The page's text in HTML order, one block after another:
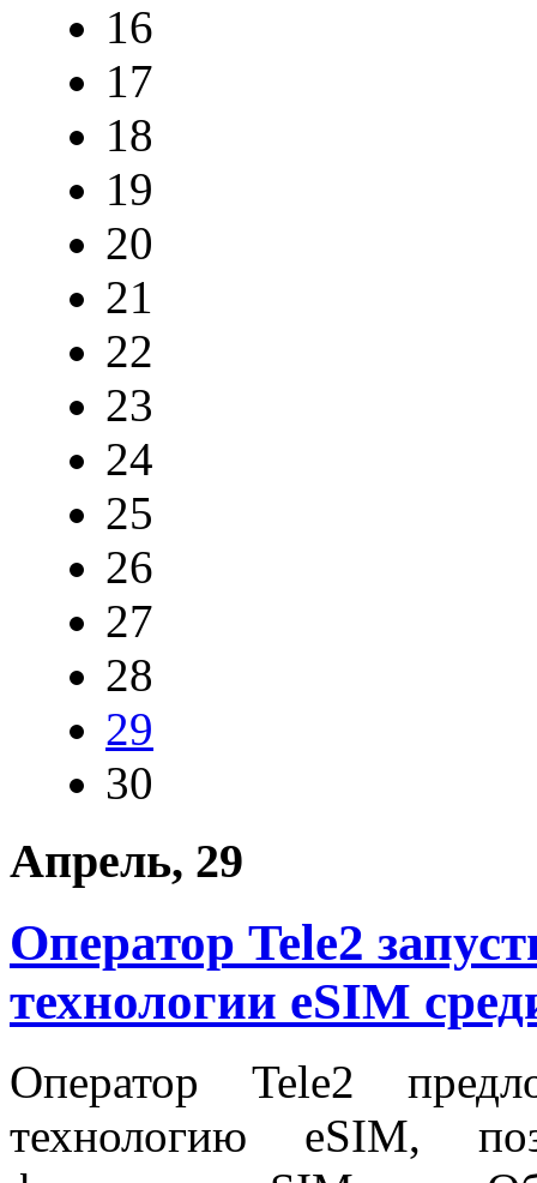
16
17
18
19
20
21
22
23
24
25
26
27
28
29
30
Апрель, 29
Оператор Tele2
технологии eSIM
Оператор Tele2
технологию eSIM,